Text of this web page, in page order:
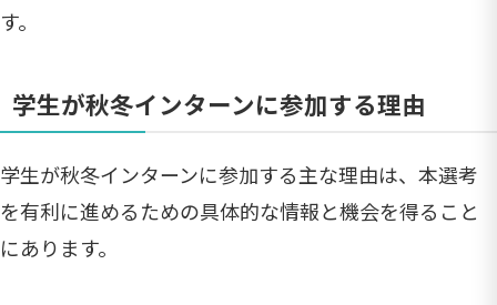
す。
学生が秋冬インターンに参加する理由
学生が秋冬インターンに参加する主な理由は、本選考
を有利に進めるための具体的な情報と機会を得ること
にあります。